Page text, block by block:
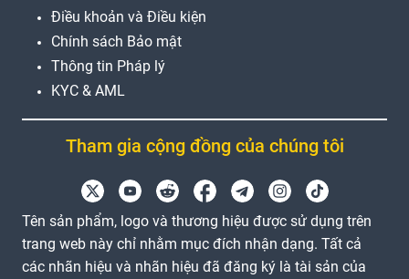
Điều khoản và Điều kiện
Chính sách Bảo mật
Thông tin Pháp lý
KYC & AML
Tham gia cộng đồng của chúng tôi
Tên sản phẩm, logo và thương hiệu được sử dụng trên
trang web này chỉ nhằm mục đích nhận dạng. Tất cả
các nhãn hiệu và nhãn hiệu đã đăng ký là tài sản của